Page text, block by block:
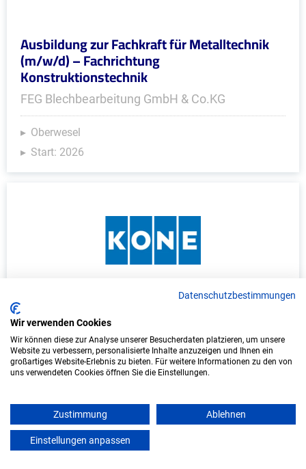
Ausbildung zur Fachkraft für Metalltechnik
(m/w/d) – Fachrichtung
Konstruktionstechnik
FEG Blechbearbeitung GmbH & Co.KG
Oberwesel
Start: 2026
Ausbildung: Elektroniker/in - Betriebstechnik
(m/w/d)
KONE GmbH
Koblenz am Rhein
Freie Plätze: 1
Datenschutzbestimmungen
Wir verwenden Cookies
Wir können diese zur Analyse unserer Besucherdaten platzieren, um unsere
Website zu verbessern, personalisierte Inhalte anzuzeigen und Ihnen ein
großartiges Website-Erlebnis zu bieten. Für weitere Informationen zu den von
uns verwendeten Cookies öffnen Sie die Einstellungen.
Zustimmung Ablehnen
Einstellungen anpassen